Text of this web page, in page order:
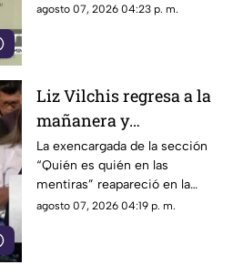
cinco años con su familia
agosto 07, 2026 04:23 p. m.
Liz Vilchis regresa a la
mañanera y
protagoniza nuevo
choque con medios de
comunicación
La exencargada de la sección
“Quién es quién en las
mentiras” reapareció en la
conferencia presidencial.
agosto 07, 2026 04:19 p. m.